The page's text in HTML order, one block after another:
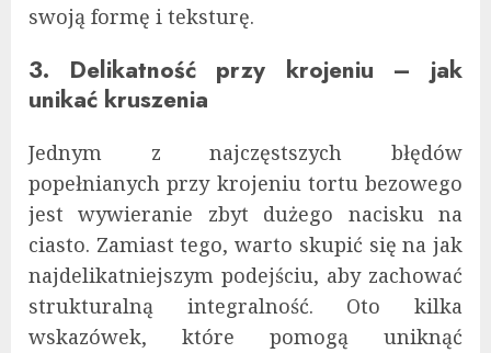
swoją formę i teksturę.
3. Delikatność przy krojeniu – jak
unikać kruszenia
Jednym z najczęstszych błędów
popełnianych przy krojeniu tortu bezowego
jest wywieranie zbyt dużego nacisku na
ciasto. Zamiast tego, warto skupić się na jak
najdelikatniejszym podejściu, aby zachować
strukturalną integralność. Oto kilka
wskazówek, które pomogą uniknąć